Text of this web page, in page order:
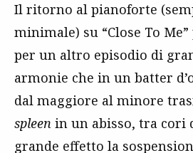
Il ritorno al pianoforte
minimale) su “Close To
per un altro episodio di
armonie che in un batter
dal maggiore al minore
spleen in un abisso, tra cori
grande effetto la